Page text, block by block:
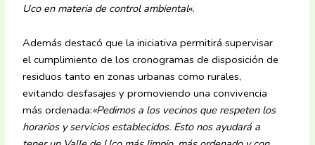
Uco en materia de control ambiental«.
Además destacó que la iniciativa permitirá supervisar
el cumplimiento de los cronogramas de disposición de
residuos tanto en zonas urbanas como rurales,
evitando desfasajes y promoviendo una convivencia
más ordenada:«Pedimos a los vecinos que respeten los
horarios y servicios establecidos. Esto nos ayudará a